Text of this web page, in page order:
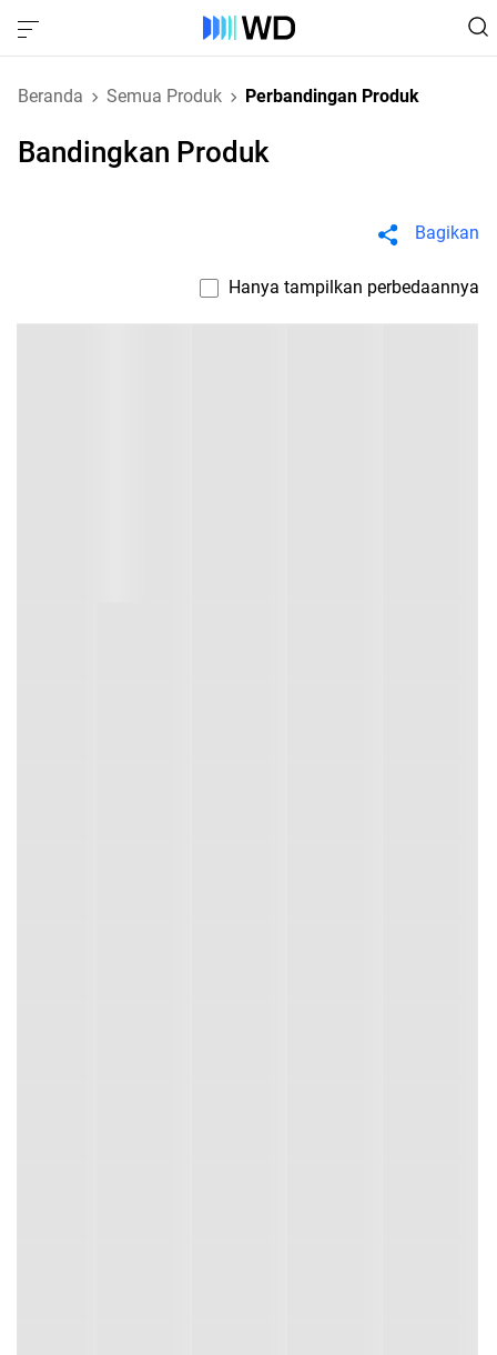
Beranda Semua Produk Perbandingan Produk
Bandingkan Produk
Bagikan
Hanya tampilkan perbedaannya